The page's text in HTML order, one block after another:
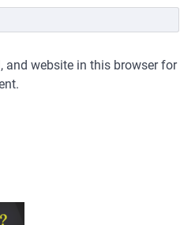
and website in this browser for